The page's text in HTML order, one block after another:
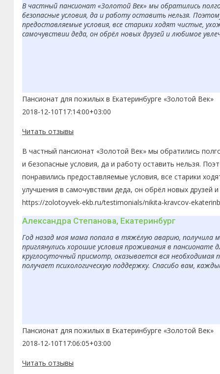
В частный пансионат «Золотой Век» мы обратились
безопасные условия, да и работу оставить нельзя.
предоставляемые условия, все старики ходят чистые,
самочувствии деда, он обрёл новых друзей и любимое
Пансионат для пожилых в Екатеринбурге «Золотой Век»
2018-12-10T17:14:00+03:00
Читать отзывы
В частный пансионат «Золотой Век» мы обратились
и безопасные условия, да и работу оставить нельзя.
понравились предоставляемые условия, все старики
улучшения в самочувствии деда, он обрёл новых
https://zolotoyvek-ekb.ru/testimonials/nikita-kravcov-
Александра Степанова, Екатеринбург
Год назад моя мама попала в тяжёлую аварию, получила
приглянулись хорошие условия проживания в
круглосуточный присмотр, оказывается вся
получает психологическую поддержку. Спасибо вам,
Пансионат для пожилых в Екатеринбурге «Золотой Век»
2018-12-10T17:06:05+03:00
Читать отзывы